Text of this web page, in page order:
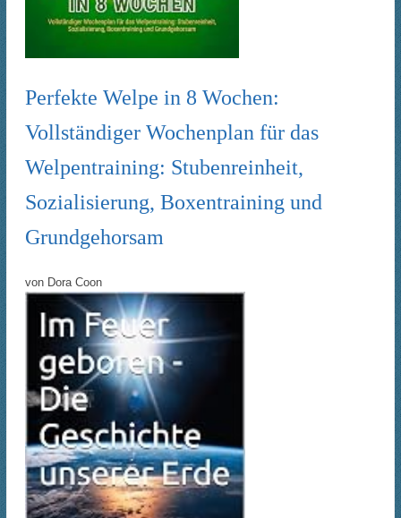
Perfekte Welpe in 8 Wochen:
Vollständiger Wochenplan für das
Welpentraining: Stubenreinheit,
Sozialisierung, Boxentraining und
Grundgehorsam
von Dora Coon